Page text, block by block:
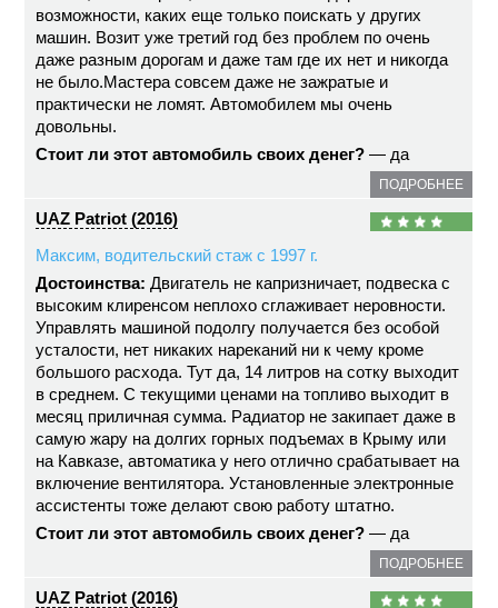
возможности, каких еще только поискать у других
машин. Возит уже третий год без проблем по очень
даже разным дорогам и даже там где их нет и никогда
не было.Мастера совсем даже не зажратые и
практически не ломят. Автомобилем мы очень
довольны.
Стоит ли этот автомобиль своих денег? — да
ПОДРОБНЕЕ
UAZ Patriot (2016)
Максим, водительский стаж с 1997 г.
Достоинства: Двигатель не капризничает, подвеска с
высоким клиренсом неплохо сглаживает неровности.
Управлять машиной подолгу получается без особой
усталости, нет никаких нареканий ни к чему кроме
большого расхода. Тут да, 14 литров на сотку выходит
в среднем. С текущими ценами на топливо выходит в
месяц приличная сумма. Радиатор не закипает даже в
самую жару на долгих горных подъемах в Крыму или
на Кавказе, автоматика у него отлично срабатывает на
включение вентилятора. Установленные электронные
ассистенты тоже делают свою работу штатно.
Стоит ли этот автомобиль своих денег? — да
ПОДРОБНЕЕ
UAZ Patriot (2016)